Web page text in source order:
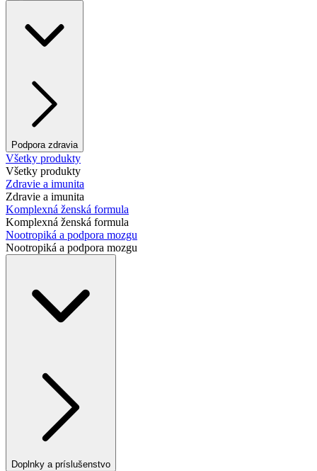
Podpora zdravia
Všetky produkty
Všetky produkty
Zdravie a imunita
Zdravie a imunita
Komplexná ženská formula
Komplexná ženská formula
Nootropiká a podpora mozgu
Nootropiká a podpora mozgu
Doplnky a príslušenstvo